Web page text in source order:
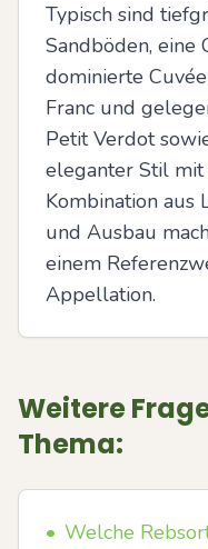
Typisch sind
Sandböden, eine
dominierte
Franc und
Petit Verdot
eleganter Stil mit
Kombination aus
und Ausbau
einem
Appellation.
Weitere
Thema:
• Welche